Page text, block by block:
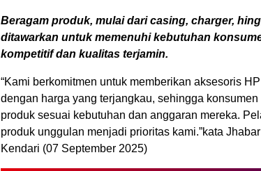
Beragam produk, mulai dari casing, charger,
ditawarkan untuk memenuhi kebutuhan
kompetitif dan kualitas terjamin.
“Kami berkomitmen untuk memberikan aksesoris
dengan harga yang terjangkau, sehingga
produk sesuai kebutuhan dan anggaran mereka.
produk unggulan menjadi prioritas kami.”kata
Kendari (07 September 2025)